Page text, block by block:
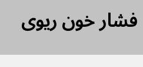
فشار خون ریوی